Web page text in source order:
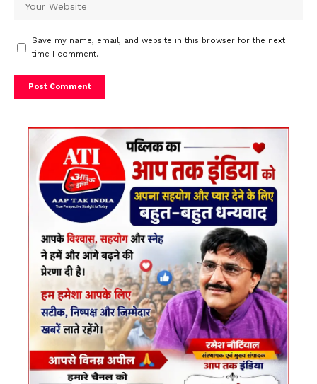
Save my name, email, and website in this browser for the next
time I comment.